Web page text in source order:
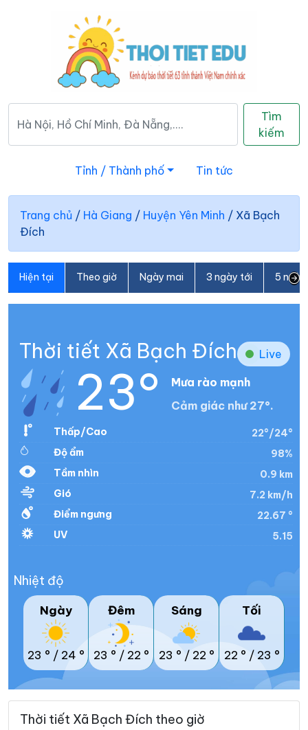
Tìm
kiếm
Tỉnh / Thành phố Tin tức
Trang chủ / Hà Giang / Huyện Yên Minh / Xã Bạch
Đích
Hiện tại Theo giờ Ngày mai 3 ngày tới 5
Thời tiết Xã Bạch Đích Live
23°
Mưa rào mạnh
Cảm giác như 27°.
Thấp/Cao
22°/24°
Độ ẩm
98%
Tầm nhìn
0.9 km
Gió
7.2 km/h
Điểm ngưng
22.67 °
UV
5.15
Nhiệt độ
Ngày
23 ° / 24 °
Đêm
23 ° / 22 °
Sáng
23 ° / 22 °
Tối
22 ° / 23 °
Thời tiết Xã Bạch Đích theo giờ